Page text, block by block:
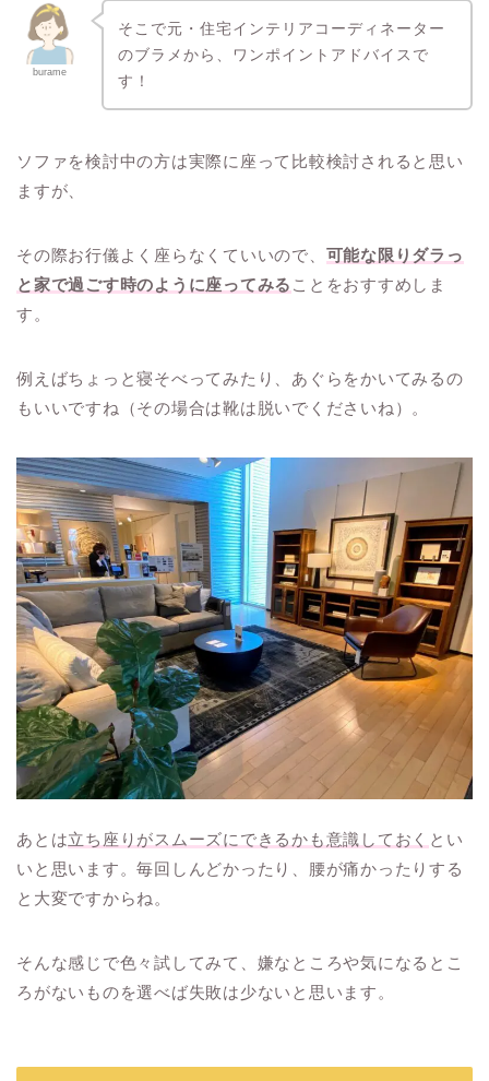
burame
そこで元・住宅インテリアコーディネーター
のブラメから、ワンポイントアドバイスで
す！
ソファを検討中の方は実際に座って比較検討されると思い
ますが、
その際お行儀よく座らなくていいので、 可能な限りダラっ
と家で過ごす時のように座ってみる ことをおすすめしま
す。
例えばちょっと寝そべってみたり、あぐらをかいてみるの
もいいですね（その場合は靴は脱いでくださいね）。
あとは立ち座りがスムーズにできるかも意識しておく とい
いと思います。毎回しんどかったり、腰が痛かったりする
と大変ですからね。
そんな感じで色々試してみて、嫌なところや気になるとこ
ろがないものを選べば失敗は少ないと思います。